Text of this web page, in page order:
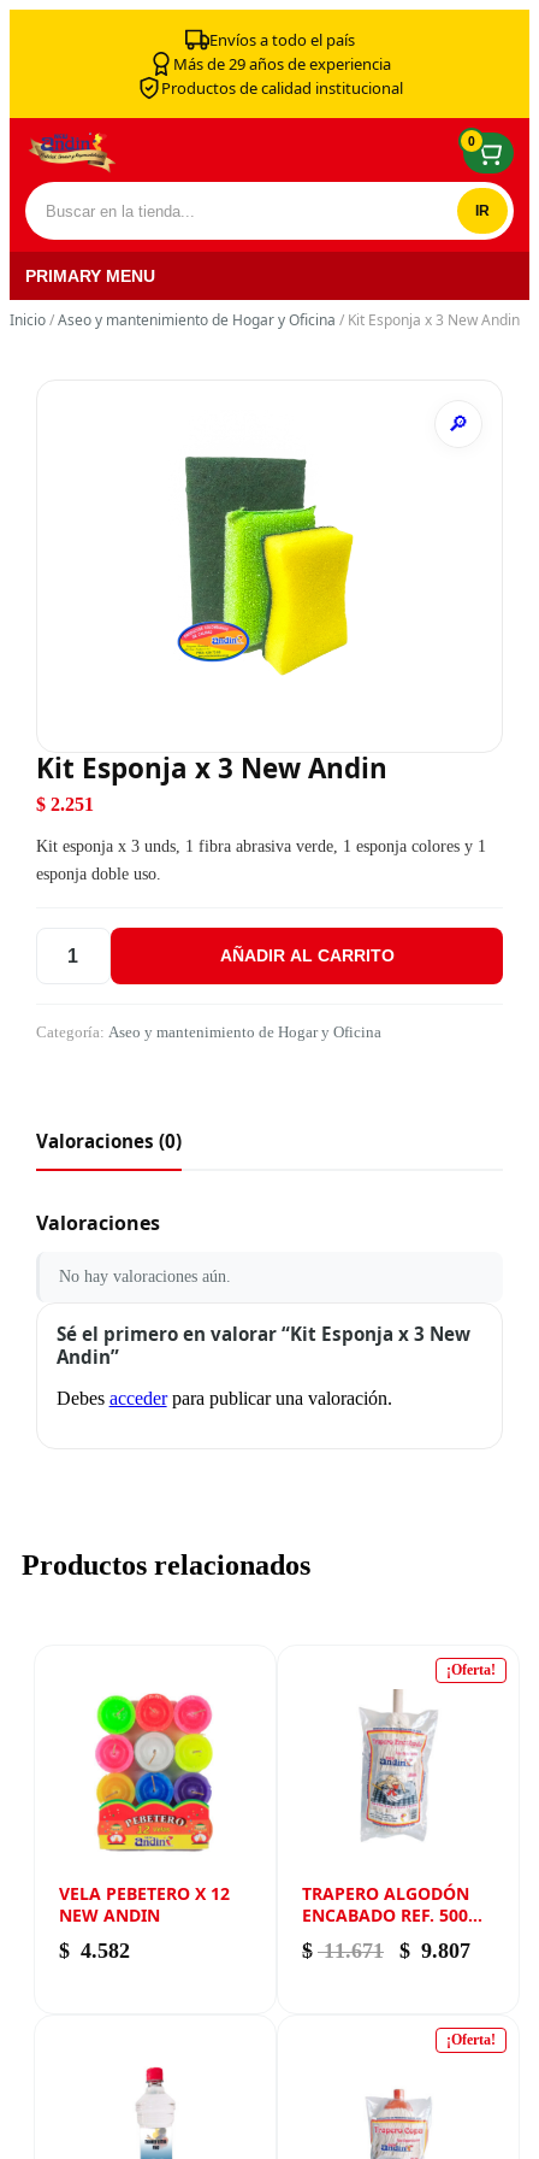
Envíos a todo el país
Más de 29 años de experiencia
Productos de calidad institucional
Buscar por:
0
PRIMARY MENU
Inicio/Aseo y mantenimiento de Hogar y Oficina / Kit Esponja x 3 New Andin
Kit Esponja x 3 New Andin
$2.251
Kit esponja x 3 unds, 1 fibra abrasiva verde, 1 esponja colores y 1
esponja doble uso.
Kit Esponja x 3 New Andin cantidad
AÑADIR AL CARRITO
Categoría: Aseo y mantenimiento de Hogar y Oficina
Valoraciones (0)
Valoraciones
No hay valoraciones aún.
Sé el primero en valorar “Kit Esponja x 3 New
Andin”
Debes accederpara publicar una valoración.
Productos relacionados
VELA PEBETERO X 12
NEW ANDIN
$ 4.582
¡Oferta!
TRAPERO ALGODÓN
ENCABADO REF. 500
NEW ANDIN
$ 11.671 El precio
$ 9.807El
¡Oferta!